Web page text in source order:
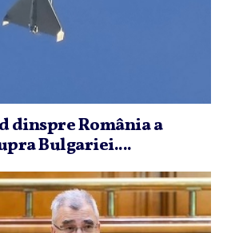
dinspre România a
Bulgariei....